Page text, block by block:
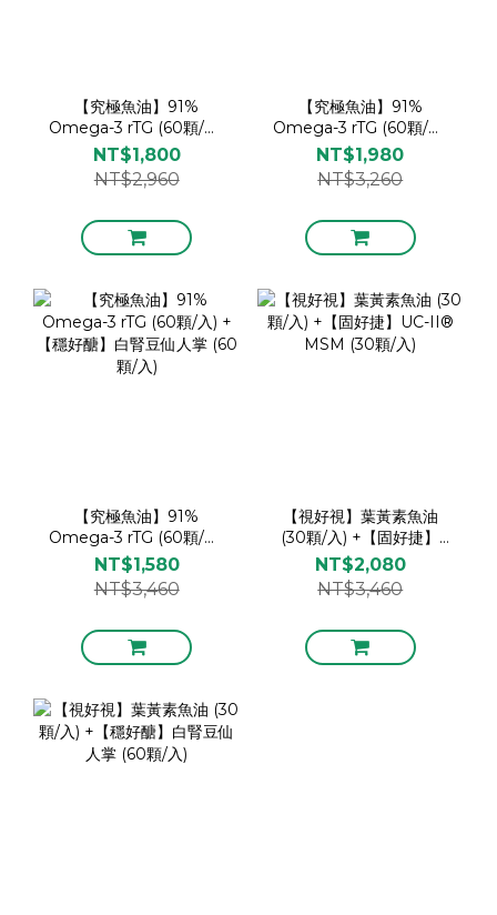
【究極魚油】91%
Omega-3 rTG (60顆/入)
+【視好視】葉黃素魚油
(30顆/入)
NT$1,800
NT$2,960
【究極魚油】91%
Omega-3 rTG (60顆/入)
+【固好捷】UC-II®
MSM (30顆/入)
NT$1,980
NT$3,260
【究極魚油】91%
Omega-3 rTG (60顆/入)
+【穩好醣】白腎豆仙人掌
(60顆/入)
NT$1,580
NT$3,460
【視好視】葉黃素魚油
(30顆/入) +【固好捷】
UC-II® MSM (30顆/入)
NT$2,080
NT$3,460